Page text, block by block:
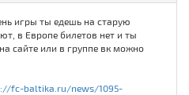
игры ты едешь на старую
в Европе билетов нет и ты
сайте или в группе вк можно
fc-baltika.ru/news/1095-